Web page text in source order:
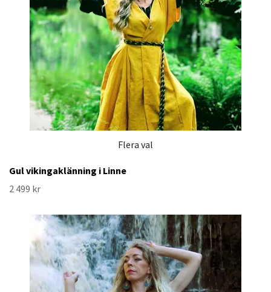
Flera val
Gul vikingaklänning i Linne
2 499 kr